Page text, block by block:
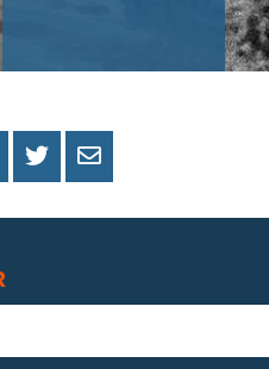
PARTAGER
PARTAGER
PARTAGER